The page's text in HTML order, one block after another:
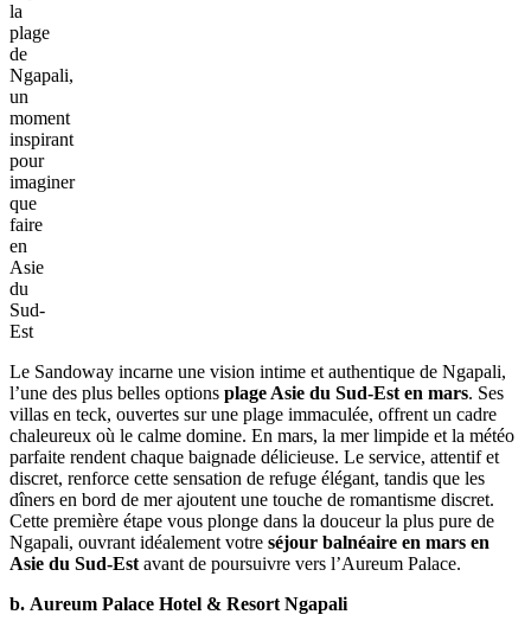
Un
horizon
infini
depuis
plage
de
Ngapali,
un
moment
inspirant
pour
imaginer
que
faire
Asie